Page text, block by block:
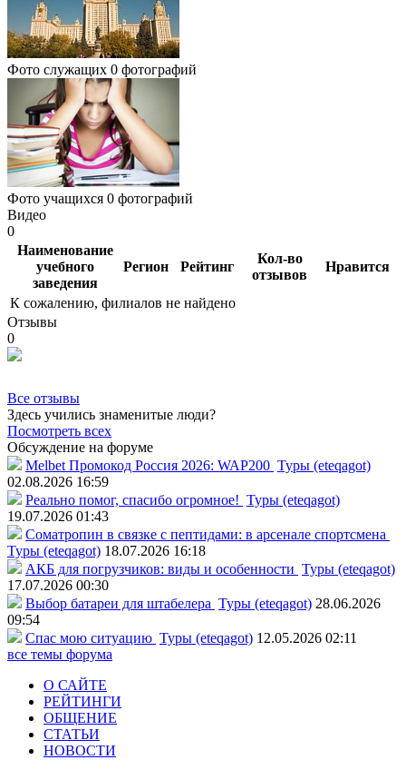
Фото служащих 0 фотографий
Фото учащихся 0 фотографий
Видео
0
Наименование
учебного
заведения
Регион Рейтинг
Кол-во
отзывов
Нравится
К сожалению, филиалов не найдено
Отзывы
0
Все отзывы
Здесь учились знаменитые люди?
Посмотреть всех
Обсуждение на форуме
Melbet Промокод Россия 2026: WAP200 Туры (eteqagot)
02.08.2026 16:59
Реально помог, спасибо огромное! Туры (eteqagot)
19.07.2026 01:43
Соматропин в связке с пептидами: в арсенале спортсмена
Туры (eteqagot) 18.07.2026 16:18
АКБ для погрузчиков: виды и особенности Туры (eteqagot)
17.07.2026 00:30
Выбор батареи для штабелера Туры (eteqagot) 28.06.2026
09:54
Спас мою ситуацию Туры (eteqagot) 12.05.2026 02:11
все темы форума
О САЙТЕ
РЕЙТИНГИ
ОБЩЕНИЕ
СТАТЬИ
НОВОСТИ